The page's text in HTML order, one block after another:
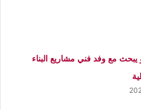
يبحث مع وفد فني مشاريع البناء